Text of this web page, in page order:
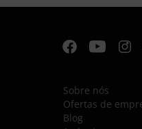
Sobre nós
Ofertas de
Blog